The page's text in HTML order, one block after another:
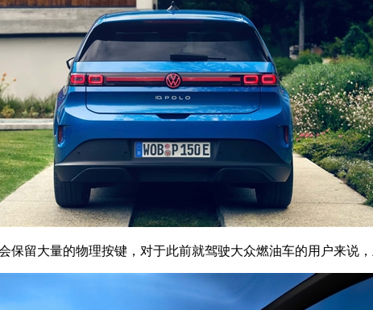
留大量的物理按键，对于此前就驾驶大众燃油车的用户来说，